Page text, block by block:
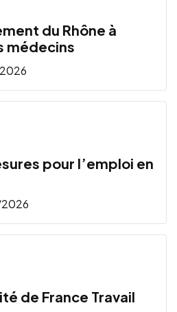
du Rhône à
médecins
pour l’emploi en
de France Travail